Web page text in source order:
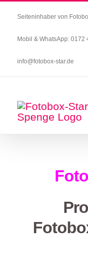
Seiteninhaber von
Mobil & WhatsApp: 0172
info@fotobox-star.de